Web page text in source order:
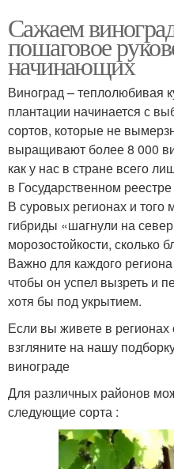
Сажаем
пошаговое
начинающих
Виноград – теплолюбивая
плантации начинается с
сортов, которые не
выращивают более 8 000
как у нас в стране всего
в Государственном
В суровых регионах и
гибриды «шагнули на
морозостойкости, сколько
Важно для каждого
чтобы он успел вызреть и
хотя бы под укрытием.
Если вы живете в
взгляните на нашу
винограде
Для различных районов
следующие сорта :